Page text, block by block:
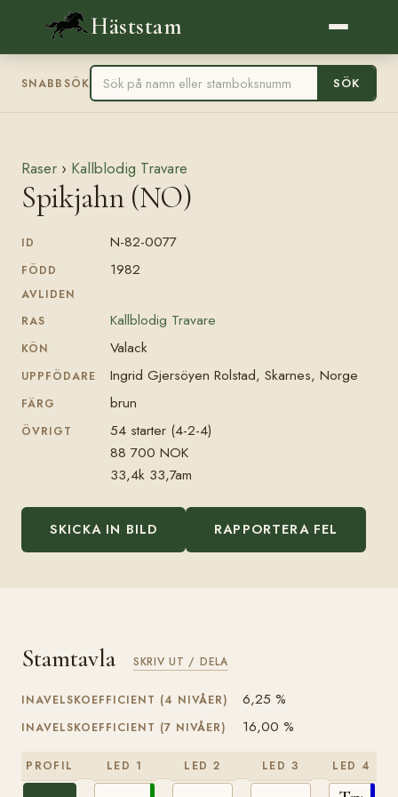
Häststam
SNABBSÖK SÖK
Raser › Kallblodig Travare
Spikjahn (NO)
ID N-82-0077
FÖDD 1982
AVLIDEN
RAS
Kallblodig Travare
KÖN Valack
UPPFÖDARE Ingrid Gjersöyen Rolstad, Skarnes, Norge
FÄRG brun
ÖVRIGT
54 starter (4-2-4)
88 700 NOK
33,4k 33,7am
SKICKA IN BILD RAPPORTERA FEL
Stamtavla SKRIV UT / DELA
INAVELSKOEFFICIENT (4 NIVÅER) 6,25 %
INAVELSKOEFFICIENT (7 NIVÅER) 16,00 %
PROFIL LED 1 LED 2 LED 3 LED 4